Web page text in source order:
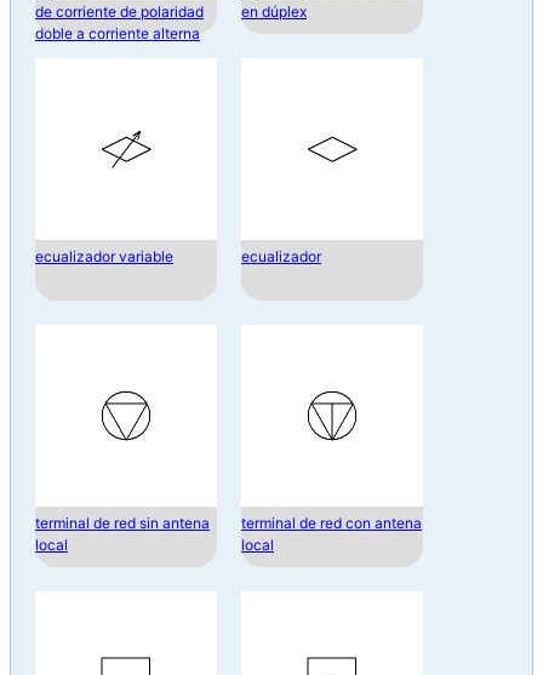
de corriente de polaridad
doble a corriente alterna
en dúplex
ecualizador variable ecualizador
terminal de red sin antena
local
terminal de red con antena
local